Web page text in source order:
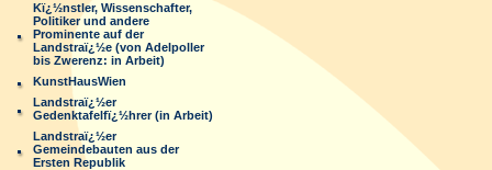
Kï¿½nstler, Wissenschafter,
Politiker und andere
Prominente auf der
Landstraï¿½e (von Adelpoller
bis Zwerenz: in Arbeit)
KunstHausWien
Landstraï¿½er
Gedenktafelfï¿½hrer (in Arbeit)
Landstraï¿½er
Gemeindebauten aus der
Ersten Republik